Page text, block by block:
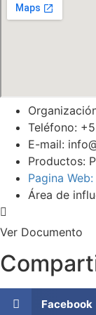
Teléfono:
E-mail:
Productos:
Pagina
Área de
Ver Documento
Facebook